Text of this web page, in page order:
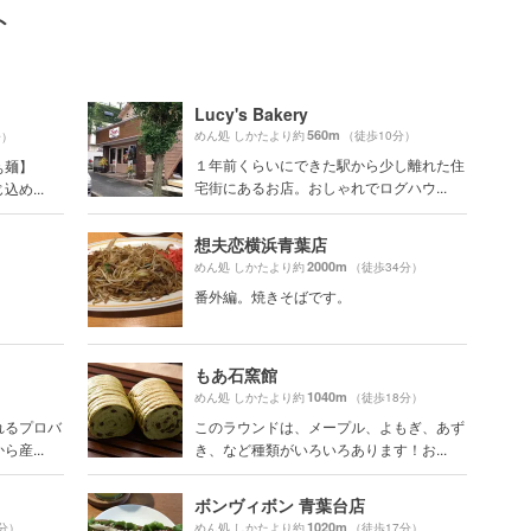
】
め...
Lucy's Bakery
めん処 しかたより約560m （徒歩10分）
１年前くらいにできた駅から少し離れた住
宅街にあるお店。おしゃれでログハウ...
想夫恋横浜青葉店
めん処 しかたより約2000m （徒歩34分）
番外編。焼きそばです。
るプロバ
産...
もあ石窯館
めん処 しかたより約1040m （徒歩18分）
このラウンドは、メープル、よもぎ、あず
き、など種類がいろいろあります！お...
ボンヴィボン 青葉台店
めん処 しかたより約1020m （徒歩17分）